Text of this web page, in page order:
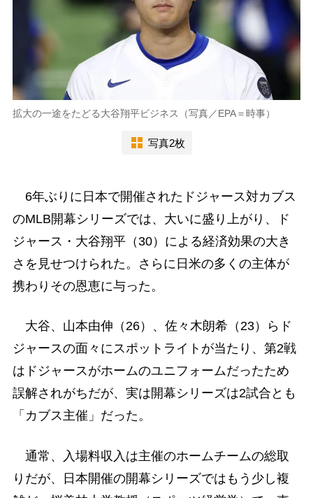
拡大の一途をたどる大谷翔平ビジネス（写真／EPA＝時事）
写真2枚
6年ぶりに日本で開催されたドジャース対カブス
のMLB開幕シリーズでは、大いに盛り上がり、ド
ジャース・大谷翔平（30）による経済効果の大き
さを見せつけられた。さらに日米の多くの主体が
携わりその恩恵に与った。
大谷、山本由伸（26）、佐々木朗希（23）らド
ジャースの面々にスポットライトが当たり、第2戦
はドジャースがホームのユニフォームだったため
誤解されがちだが、実は開幕シリーズは2試合とも
「カブス主催」だった。
通常、入場料収入は主催のホームチームの総取
りだが、日本開催の開幕シリーズではもう少し複